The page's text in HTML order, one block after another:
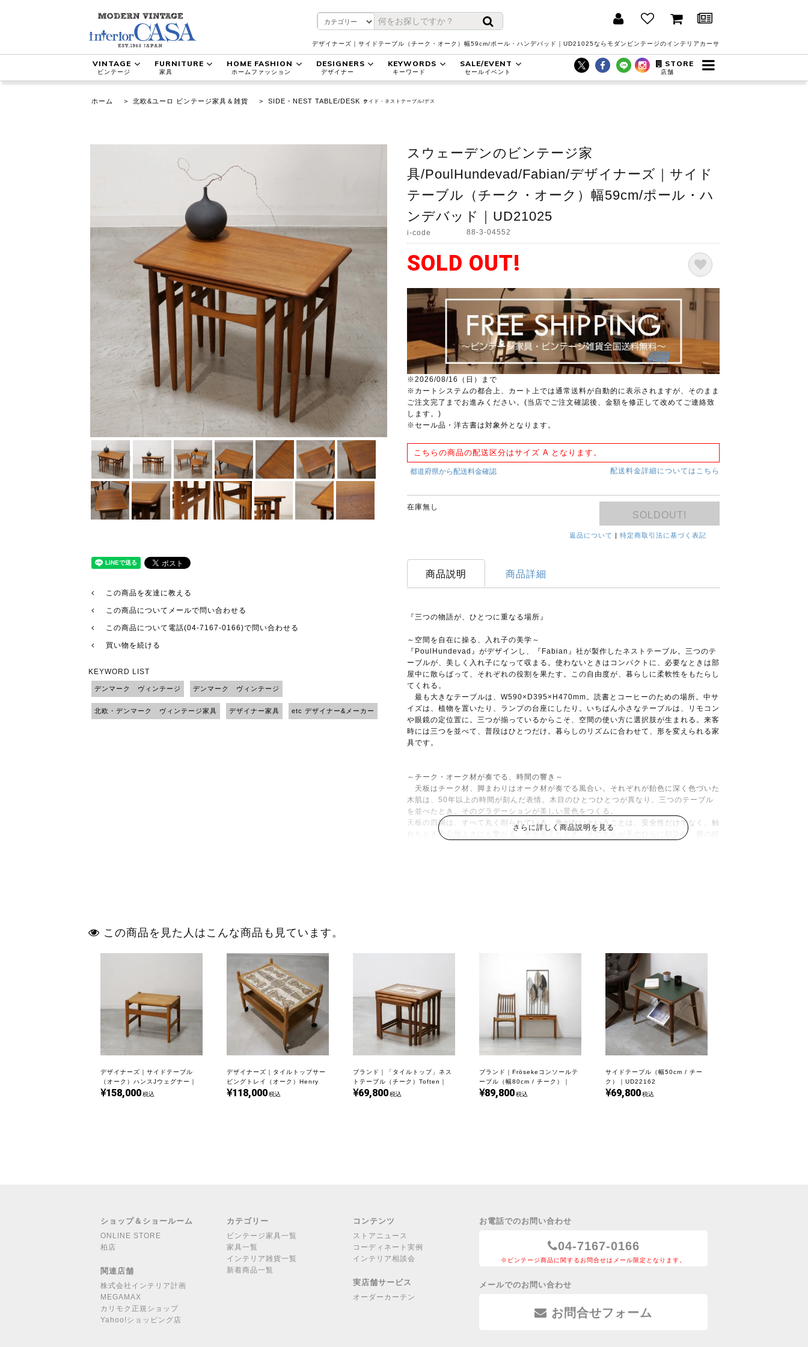
デザイナーズ｜サイドテーブル（チーク・オーク）幅59cm/ポール・ハンデバッド｜UD21025ならモダンビンテージのインテリアカーサ
VINTAGE
ビンテージ
FURNITURE
家具
HOME FASHION
ホームファッション
DESIGNERS
デザイナー
KEYWORDS
キーワード
SALE/EVENT
セールイベント
STORE
店舗
ホーム > 北欧&ユーロ ビンテージ家具＆雑貨 > SIDE・NEST TABLE/DESK サイド・ネストテーブル/デスク
この商品を友達に教える
この商品についてメールで問い合わせる
この商品について電話(04-7167-0166)で問い合わせる
買い物を続ける
KEYWORD LIST
デンマーク ヴィンテージ デンマーク ヴィンテージ
北欧・デンマーク ヴィンテージ家具 デザイナー家具 etc デザイナー&メーカー
スウェーデンのビンテージ家
具/PoulHundevad/Fabian/デザイナーズ｜サイド
テーブル（チーク・オーク）幅59cm/ポール・ハ
ンデバッド｜UD21025
i-code 88-3-04552
SOLD OUT!
※2026/08/16（日）まで
※カートシステムの都合上、カート上では通常送料が自動的に表示されますが、そのまま
ご注文完了までお進みください。(当店でご注文確認後、金額を修正して改めてご連絡致
します。)
※セール品・洋古書は対象外となります。
こちらの商品の配送区分はサイズ A となります。
配送料金詳細についてはこちら
在庫無し
SOLDOUT!
返品について 特定商取引法に基づく表記
商品説明 商品詳細
『三つの物語が、ひとつに重なる場所』
～空間を自在に操る、入れ子の美学～
『PoulHundevad』がデザインし、『Fabian』社が製作したネストテーブル。三つのテ
ーブルが、美しく入れ子になって収まる。使わないときはコンパクトに、必要なときは部
屋中に散らばって、それぞれの役割を果たす。この自由度が、暮らしに柔軟性をもたらし
てくれる。
最も大きなテーブルは、W590×D395×H470mm。読書とコーヒーのための場所。中サ
イズは、植物を置いたり、ランプの台座にしたり。いちばん小さなテーブルは、リモコン
や眼鏡の定位置に。三つが揃っているからこそ、空間の使い方に選択肢が生まれる。来客
時には三つを並べて、普段はひとつだけ。暮らしのリズムに合わせて、形を変えられる家
具です。
～チーク・オーク材が奏でる、時間の響き～
天板はチーク材、脚まわりはオーク材が奏でる風合い。それぞれが飴色に深く色づいた
木肌は、50年以上の時間が刻んだ表情。木目のひとつひとつが異なり、三つのテーブル
を並べたとき、そのグラデーションが美しい景色をつくる。
天板の四隅は、すべて丸く削られている。角がないということは、安全性だけでなく、触
れたときの心地よさにも繋がる。手を添えたとき、その丸みが手のひらに馴染む。脚の組
そ、この刻印のある家具には、特別な価値がある。デザイン性だけでなく、つくりの確か
さ、素材の良さ、すべてが保証されているのです。
～あなたの部屋で、新しい配置を～
このネストテーブルのある部屋を想像してみてください。
ソファの横に一つ。窓辺に一つ。ベッドサイドに一つ。
三つが離れて、それぞれの場所で役割を果たしている。でも、友人が訪ねてきたら、三つ
を並べてティータイムの舞台に変わる。パーティーのときは、部屋の中心に集めて、小さ
家具は、動かないものだと思い込んでいるかもしれません。でも、このテーブルは違
う。暮らしの変化に合わせて、自在に動く。その柔軟さが、日常に遊び心を与えてくれ
さらに詳しく商品説明を見る
この商品を見た人はこんな商品も見ています。
デザイナーズ｜サイドテーブル
（オーク）ハンスJウェグナー｜
UD22277
158,000税込
デザイナーズ｜タイルトップサー
ビングトレイ（オーク）Henry
Kjaernulf&OX-art｜UD19305
118,000税込
ブランド｜「タイルトップ」ネス
トテーブル（チーク）Toften｜
UD21005
69,800税込
ブランド｜Frösekeコンソールテ
ーブル（幅80cm / チーク）｜
UD22282
89,800税込
サイドテーブル（幅50cm / チー
ク）｜UD22162
69,800税込
ショップ＆ショールーム
ONLINE STORE
柏店
関連店舗
株式会社インテリア計画
MEGAMAX
カリモク正規ショップ
Yahoo!ショッピング店
カテゴリー
ビンテージ家具一覧
家具一覧
インテリア雑貨一覧
新着商品一覧
コンテンツ
ストアニュース
コーディネート実例
インテリア相談会
実店舗サービス
オーダーカーテン
お電話でのお問い合わせ
04-7167-0166
※ビンテージ商品に関するお問合せはメール限定となります。
メールでのお問い合わせ
お問合せフォーム